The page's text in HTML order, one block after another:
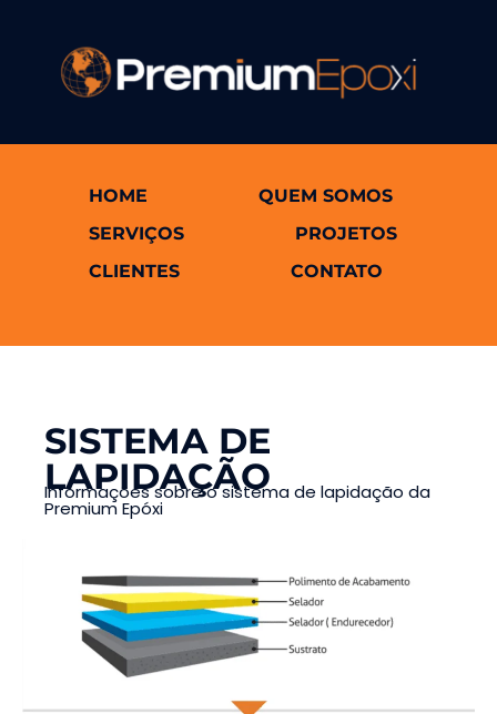
HOME
QUEM SOMOS
SERVIÇOS
PROJETOS
CLIENTES
CONTATO
SISTEMA DE
LAPIDAÇÃO
Informações sobre o sistema de lapidação da
Premium Epóxi